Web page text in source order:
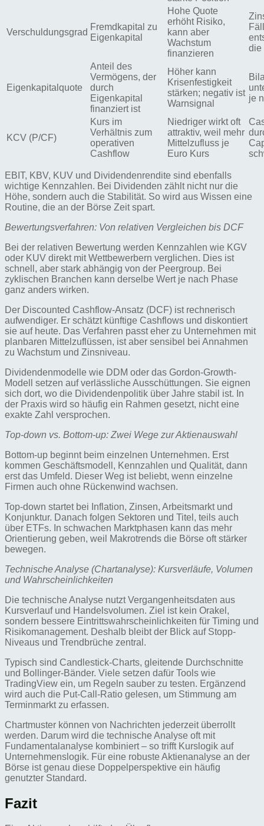
Verschuldungsgrad
Fremdkapital zu
Eigenkapital
Hohe Quote
erhöht Risiko,
kann aber
Wachstum
finanzieren
die
Eigenkapitalquote
Anteil des
Vermögens, der
durch
Eigenkapital
finanziert ist
Höher kann
Krisenfestigkeit
stärken; negativ ist
Warnsignal
je
KCV (P/CF)
Kurs im
Verhältnis zum
operativen
Cashflow
Niedriger wirkt oft
attraktiv, weil mehr
Mittelzufluss je
Euro Kurs
EBIT, KBV, KUV und Dividendenrendite sind ebenfalls
wichtige Kennzahlen. Bei Dividenden zählt nicht nur die
Höhe, sondern auch die Stabilität. So wird aus Wissen eine
Routine, die an der Börse Zeit spart.
Bewertungsverfahren: Von relativen Vergleichen bis DCF
Bei der relativen Bewertung werden Kennzahlen wie KGV
oder KUV direkt mit Wettbewerbern verglichen. Dies ist
schnell, aber stark abhängig von der Peergroup. Bei
zyklischen Branchen kann derselbe Wert je nach Phase
ganz anders wirken.
Der Discounted Cashflow-Ansatz (DCF) ist rechnerisch
aufwendiger. Er schätzt künftige Cashflows und diskontiert
sie auf heute. Das Verfahren passt eher zu Unternehmen mit
planbaren Mittelzuflüssen, ist aber sensibel bei Annahmen
zu Wachstum und Zinsniveau.
Dividendenmodelle wie DDM oder das Gordon-Growth-
Modell setzen auf verlässliche Ausschüttungen. Sie eignen
sich dort, wo die Dividendenpolitik über Jahre stabil ist. In
der Praxis wird so häufig ein Rahmen gesetzt, nicht eine
exakte Zahl versprochen.
Top-down vs. Bottom-up: Zwei Wege zur Aktienauswahl
Bottom-up beginnt beim einzelnen Unternehmen. Erst
kommen Geschäftsmodell, Kennzahlen und Qualität, dann
erst das Umfeld. Dieser Weg ist beliebt, wenn einzelne
Firmen auch ohne Rückenwind wachsen.
Top-down startet bei Inflation, Zinsen, Arbeitsmarkt und
Konjunktur. Danach folgen Sektoren und Titel, teils auch
über ETFs. In schwachen Marktphasen kann das mehr
Orientierung geben, weil Makrotrends die Börse oft stärker
bewegen.
Technische Analyse (Chartanalyse): Kursverläufe, Volumen
und Wahrscheinlichkeiten
Die technische Analyse nutzt Vergangenheitsdaten aus
Kursverlauf und Handelsvolumen. Ziel ist kein Orakel,
sondern bessere Eintrittswahrscheinlichkeiten für Timing und
Risikomanagement. Deshalb bleibt der Blick auf Stopp-
Niveaus und Trendbrüche zentral.
Typisch sind Candlestick-Charts, gleitende Durchschnitte
und Bollinger‑Bänder. Viele setzen dafür Tools wie
TradingView ein, um Regeln sauber zu testen. Ergänzend
wird auch die Put‑Call‑Ratio gelesen, um Stimmung am
Terminmarkt zu erfassen.
Chartmuster können von Nachrichten jederzeit überrollt
werden. Darum wird die technische Analyse oft mit
Fundamentalanalyse kombiniert – so trifft Kurslogik auf
Unternehmenslogik. Für eine robuste Aktienanalyse an der
Börse ist genau diese Doppelperspektive ein häufig
genutzter Standard.
Fazit